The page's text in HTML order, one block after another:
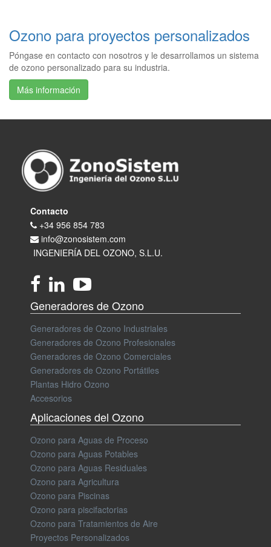
Ozono para proyectos personalizados
Póngase en contacto con nosotros y le desarrollamos un sistema
de ozono personalizado para su industria.
Más información
Contacto
+34 956 854 783
info@zonosistem.com
INGENIERÍA DEL OZONO, S.L.U.
Generadores de Ozono
Generadores de Ozono Industriales
Generadores de Ozono Profesionales
Generadores de Ozono Comerciales
Generadores de Ozono Portátiles
Plantas Hidro Ozono
Accesorios
Aplicaciones del Ozono
Ozono para Aguas de Proceso
Ozono para Aguas Potables
Ozono para Aguas Residuales
Ozono para Agricultura
Ozono para Piscinas
Ozono para piscifactorias
Ozono para Tratamientos de Aire
Proyectos Personalizados